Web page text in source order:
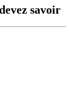
savoir